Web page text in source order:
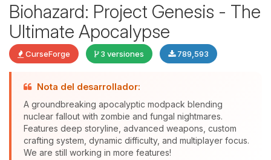
Biohazard: Project Genesis - The
Ultimate Apocalypse
CurseForge 3 versiones 789,593
Nota del desarrollador:
A groundbreaking apocalyptic modpack blending
nuclear fallout with zombie and fungal nightmares.
Features deep storyline, advanced weapons, custom
crafting system, dynamic difficulty, and multiplayer focus.
We are still working in more features!
Yupi, por fin alguien con quien
hablar! Soy Choupy, tu pequeno
asistente de BoxToPlay. Cuentame
que necesitas y moveré mis
pequenos circuitos para ayudarte.